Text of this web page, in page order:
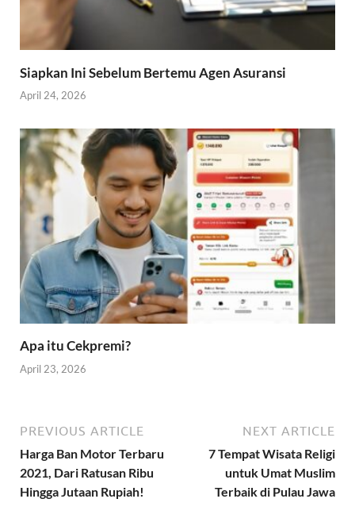
Siapkan Ini Sebelum Bertemu Agen Asuransi
April 24, 2026
Apa itu Cekpremi?
April 23, 2026
PREVIOUS ARTICLE
Harga Ban Motor Terbaru
2021, Dari Ratusan Ribu
Hingga Jutaan Rupiah!
NEXT ARTICLE
7 Tempat Wisata Religi
untuk Umat Muslim
Terbaik di Pulau Jawa